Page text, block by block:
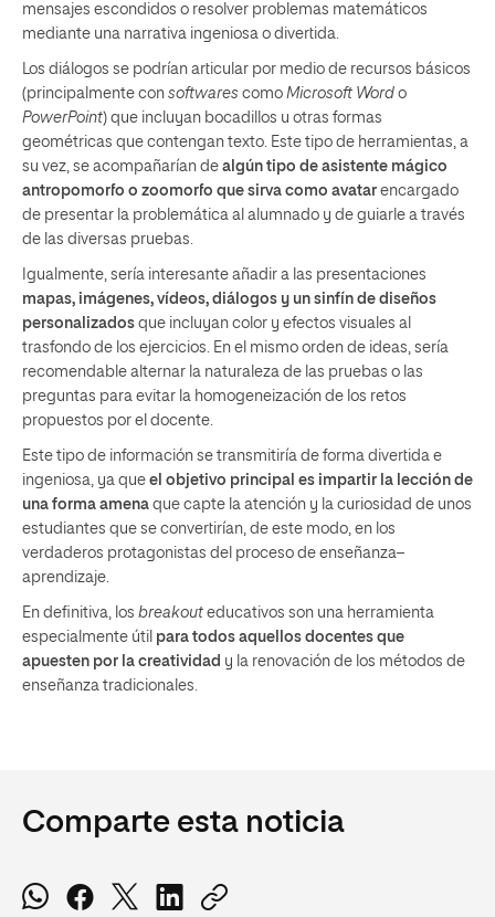
mensajes escondidos o resolver problemas matemáticos
mediante una narrativa ingeniosa o divertida.
Los diálogos se podrían articular por medio de recursos básicos
(principalmente con softwares como Microsoft Word o
PowerPoint) que incluyan bocadillos u otras formas
geométricas que contengan texto. Este tipo de herramientas, a
su vez, se acompañarían de algún tipo de asistente mágico
antropomorfo o zoomorfo que sirva como avatar encargado
de presentar la problemática al alumnado y de guiarle a través
de las diversas pruebas.
Igualmente, sería interesante añadir a las presentaciones
mapas, imágenes, vídeos, diálogos y un sinfín de diseños
personalizados que incluyan color y efectos visuales al
trasfondo de los ejercicios. En el mismo orden de ideas, sería
recomendable alternar la naturaleza de las pruebas o las
preguntas para evitar la homogeneización de los retos
propuestos por el docente.
Este tipo de información se transmitiría de forma divertida e
ingeniosa, ya que el objetivo principal es impartir la lección de
una forma amena que capte la atención y la curiosidad de unos
estudiantes que se convertirían, de este modo, en los
verdaderos protagonistas del proceso de enseñanza–
aprendizaje.
En definitiva, los breakout educativos son una herramienta
especialmente útil para todos aquellos docentes que
apuesten por la creatividad y la renovación de los métodos de
enseñanza tradicionales.
Comparte esta noticia